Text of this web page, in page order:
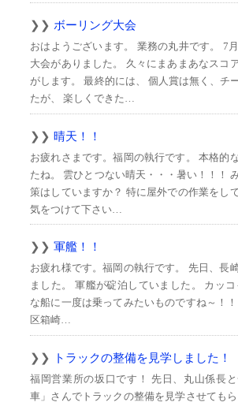
ボーリング大会
おはようございます。 業務の丸井です。 7
大会がありました。 久々にまあまあなスコ
がします。 最終的には、 個人賞は無く、チ
たが、 楽しくできた…
晴天！！
お疲れさまです。福岡の執行です。 本格的
たね。 雲ひとつない晴天・・・暑い！！！
策はしていますか？ 特に屋外での作業をし
気をつけて下さい…
軍艦！！
お疲れ様です。福岡の執行です。 先日、長
ました。 軍艦が碇泊していました。 カッ
な船に一度は乗ってみたいものですね～！
区箱崎…
トラックの整備を見学しました！
福岡営業所の坂口です！ 先日、丸山係長
車」さんでトラックの整備を見学させても